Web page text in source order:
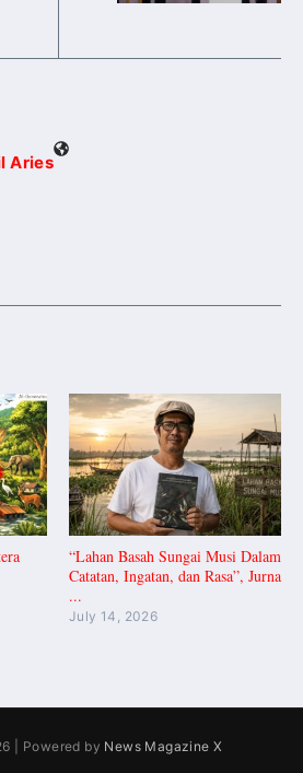
Aries
“Lahan Basah Sungai Musi Dalam
Catatan, Ingatan, dan Rasa”, Jurna
...
July 14, 2026
| Powered by News Magazine X